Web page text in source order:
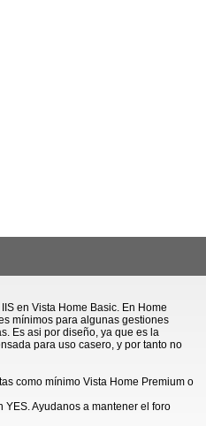
en Vista Home Basic. En Home
mínimos para algunas gestiones
Es asi por diseño, ya que es la
para uso casero, y por tanto no
como mínimo Vista Home Premium o
Ayudanos a mantener el foro